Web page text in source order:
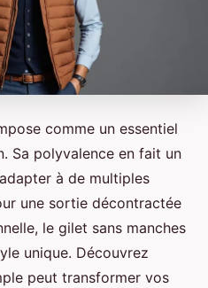
comme un essentiel
Sa polyvalence en fait un
à de multiples
une sortie décontractée
le gilet sans manches
unique. Découvrez
peut transformer vos